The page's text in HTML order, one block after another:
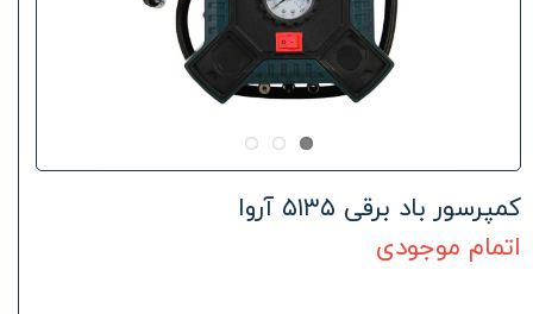
کمپرسور باد برقی ۵۱۳۵ آروا
اتمام موجودی